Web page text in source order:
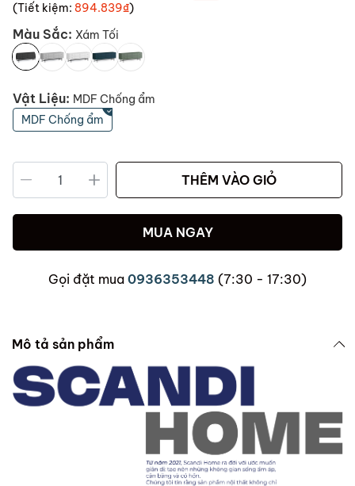
(Tiết kiệm: 894.839₫)
Màu Sắc: Xám Tối
Vật Liệu: MDF Chống ẩm
MDF Chống ẩm
THÊM VÀO GIỎ
MUA NGAY
Gọi đặt mua 0936353448 (7:30 - 17:30)
Mô tả sản phẩm